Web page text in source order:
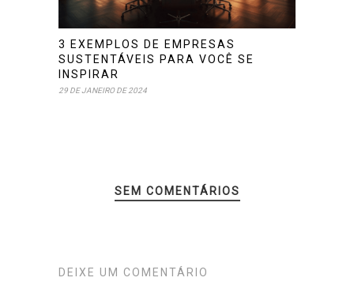
3 EXEMPLOS DE EMPRESAS
SUSTENTÁVEIS PARA VOCÊ SE
INSPIRAR
29 DE JANEIRO DE 2024
SEM COMENTÁRIOS
DEIXE UM COMENTÁRIO